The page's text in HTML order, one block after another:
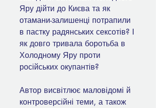
Яру дійти до Києва та як
отамани-залишенці потрапили
в пастку радянських сексотів? І
як довго тривала боротьба в
Холодному Яру проти
російських окупантів?
Автор висвітлює маловідомі й
контроверсійні теми, а також